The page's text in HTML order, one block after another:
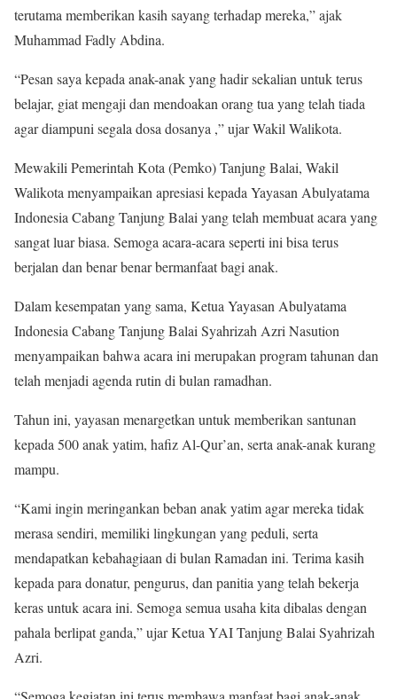
terutama memberikan kasih sayang terhadap mereka,” ajak
Muhammad Fadly Abdina.
“Pesan saya kepada anak-anak yang hadir sekalian untuk terus
belajar, giat mengaji dan mendoakan orang tua yang telah tiada
agar diampuni segala dosa dosanya ,” ujar Wakil Walikota.
Mewakili Pemerintah Kota (Pemko) Tanjung Balai, Wakil
Walikota menyampaikan apresiasi kepada Yayasan Abulyatama
Indonesia Cabang Tanjung Balai yang telah membuat acara yang
sangat luar biasa. Semoga acara-acara seperti ini bisa terus
berjalan dan benar benar bermanfaat bagi anak.
Dalam kesempatan yang sama, Ketua Yayasan Abulyatama
Indonesia Cabang Tanjung Balai Syahrizah Azri Nasution
menyampaikan bahwa acara ini merupakan program tahunan dan
telah menjadi agenda rutin di bulan ramadhan.
Tahun ini, yayasan menargetkan untuk memberikan santunan
kepada 500 anak yatim, hafiz Al-Qur’an, serta anak-anak kurang
mampu.
“Kami ingin meringankan beban anak yatim agar mereka tidak
merasa sendiri, memiliki lingkungan yang peduli, serta
mendapatkan kebahagiaan di bulan Ramadan ini. Terima kasih
kepada para donatur, pengurus, dan panitia yang telah bekerja
keras untuk acara ini. Semoga semua usaha kita dibalas dengan
pahala berlipat ganda,” ujar Ketua YAI Tanjung Balai Syahrizah
Azri.